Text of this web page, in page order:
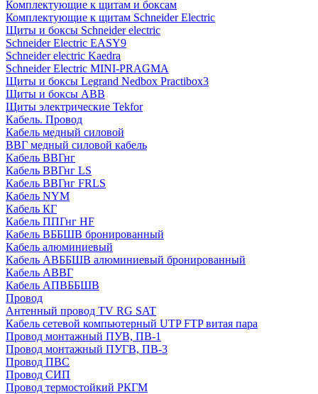
Комплектующие к щитам и боксам
Комплектующие к щитам Schneider Electric
Щиты и боксы Schneider electric
Schneider Electric EASY9
Schneider electric Kaedra
Schneider Electric MINI-PRAGMA
Щиты и боксы Legrand Nedbox Practibox3
Щиты и боксы ABB
Щиты электрические Tekfor
Кабель. Провод
Кабель медный силовой
ВВГ медный силовой кабель
Кабель ВВГнг
Кабель ВВГнг LS
Кабель ВВГнг FRLS
Кабель NYM
Кабель КГ
Кабель ППГнг HF
Кабель ВББШВ бронированный
Кабель алюминиевый
Кабель АВББШВ алюминиевый бронированный
Кабель АВВГ
Кабель АПВББШВ
Провод
Антенный провод TV RG SAT
Кабель сетевой компьютерный UTP FTP витая пара
Провод монтажный ПУВ, ПВ-1
Провод монтажный ПУГВ, ПВ-3
Провод ПВС
Провод СИП
Провод термостойкий РКГМ